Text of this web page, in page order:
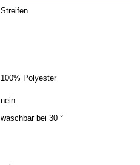
Streifen
100% Polyester
nein
waschbar bei 30 °